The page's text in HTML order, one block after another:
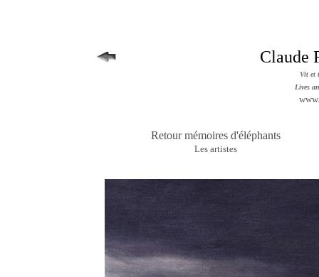
Claude
Vit et
Lives
www.
Retour mémoires d'éléphants
Les artistes